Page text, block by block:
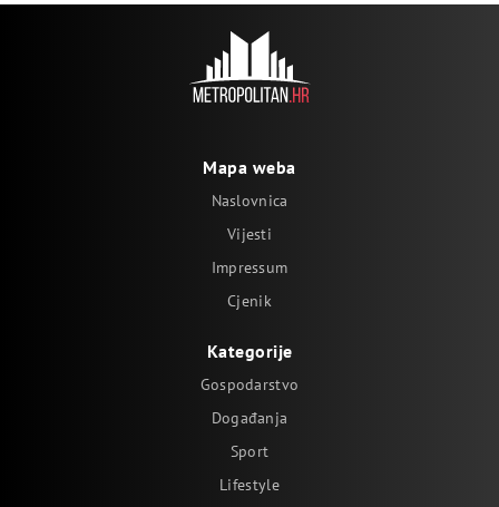
Mapa weba
Naslovnica
Vijesti
Impressum
Cjenik
Kategorije
Gospodarstvo
Događanja
Sport
Lifestyle